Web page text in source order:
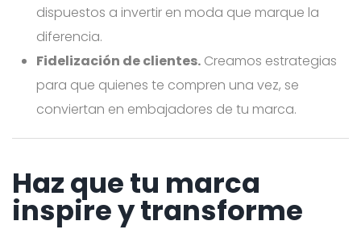
dispuestos a invertir en moda que marque la
diferencia.
Fidelización de clientes. Creamos estrategias
para que quienes te compren una vez, se
conviertan en embajadores de tu marca.
Haz que tu marca
inspire y transforme